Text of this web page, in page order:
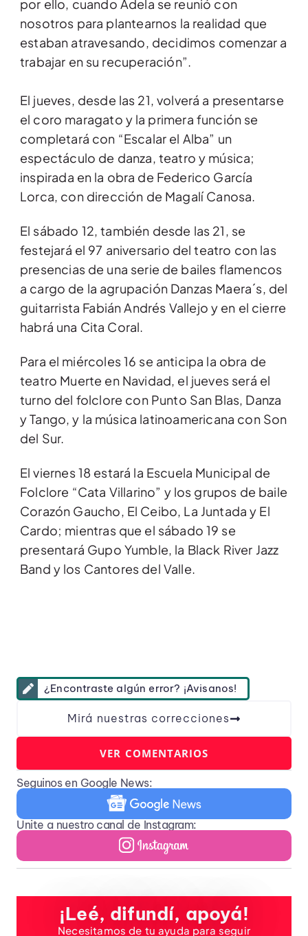
por ello, cuando Adela se reunió con
nosotros para plantearnos la realidad que
estaban atravesando, decidimos comenzar a
trabajar en su recuperación”.
El jueves, desde las 21, volverá a presentarse
el coro maragato y la primera función se
completará con “Escalar el Alba” un
espectáculo de danza, teatro y música;
inspirada en la obra de Federico García
Lorca, con dirección de Magalí Canosa.
El sábado 12, también desde las 21, se
festejará el 97 aniversario del teatro con las
presencias de una serie de bailes flamencos
a cargo de la agrupación Danzas Maera´s, del
guitarrista Fabián Andrés Vallejo y en el cierre
habrá una Cita Coral.
Para el miércoles 16 se anticipa la obra de
teatro Muerte en Navidad, el jueves será el
turno del folclore con Punto San Blas, Danza
y Tango, y la música latinoamericana con Son
del Sur.
El viernes 18 estará la Escuela Municipal de
Folclore “Cata Villarino” y los grupos de baile
Corazón Gaucho, El Ceibo, La Juntada y El
Cardo; mientras que el sábado 19 se
presentará Gupo Yumble, la Black River Jazz
Band y los Cantores del Valle.
¿Encontraste algún error? ¡Avisanos!
Mirá nuestras correcciones
VER COMENTARIOS
Seguinos en Google News:
Unite a nuestro canal de Instagram:
¡Leé, difundí, apoyá!
Necesitamos de tu ayuda para seguir